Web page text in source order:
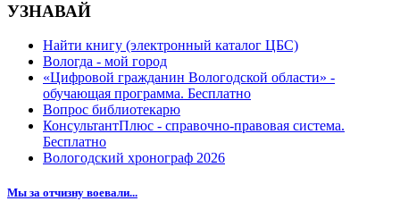
УЗНАВАЙ
Найти книгу (электронный каталог ЦБС)
Вологда - мой город
«Цифровой гражданин Вологодской области» -
обучающая программа. Бесплатно
Вопрос библиотекарю
КонсультантПлюс - справочно-правовая система.
Бесплатно
Вологодский хронограф 2026
Мы за отчизну воевали...